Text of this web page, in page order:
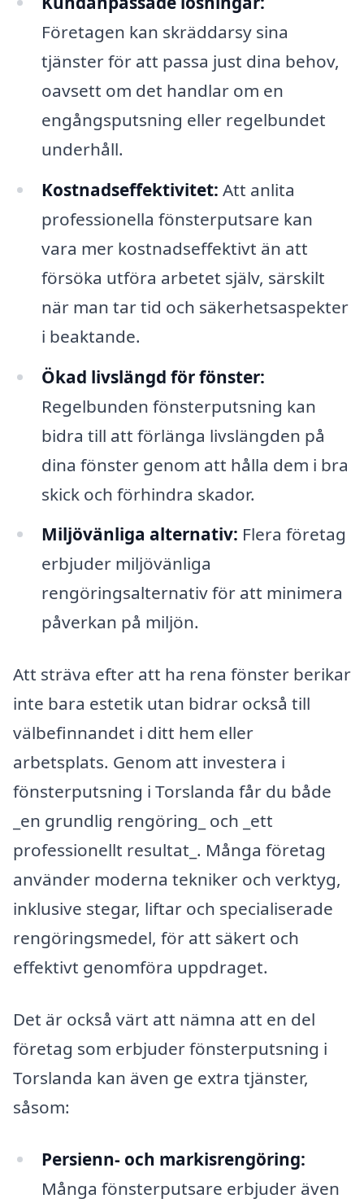
Företagen kan skräddarsy sina
tjänster för att passa just dina behov,
oavsett om det handlar om en
engångsputsning eller regelbundet
underhåll.
Kostnadseffektivitet: Att anlita
professionella fönsterputsare kan
vara mer kostnadseffektivt än att
försöka utföra arbetet själv, särskilt
när man tar tid och säkerhetsaspekter
i beaktande.
Ökad livslängd för fönster:
Regelbunden fönsterputsning kan
bidra till att förlänga livslängden på
dina fönster genom att hålla dem i bra
skick och förhindra skador.
Miljövänliga alternativ: Flera företag
erbjuder miljövänliga
rengöringsalternativ för att minimera
påverkan på miljön.
Att sträva efter att ha rena fönster berikar
inte bara estetik utan bidrar också till
välbefinnandet i ditt hem eller
arbetsplats. Genom att investera i
fönsterputsning i Torslanda får du både
_en grundlig rengöring_ och _ett
professionellt resultat_. Många företag
använder moderna tekniker och verktyg,
inklusive stegar, liftar och specialiserade
rengöringsmedel, för att säkert och
effektivt genomföra uppdraget.
Det är också värt att nämna att en del
företag som erbjuder fönsterputsning i
Torslanda kan även ge extra tjänster,
såsom:
Persienn- och markisrengöring:
Många fönsterputsare erbjuder även